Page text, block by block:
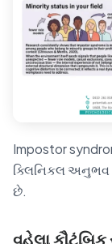
Impostor
ક્લિનિકલ અનુભવ
છે.
વહેલા કૌટુંબિક